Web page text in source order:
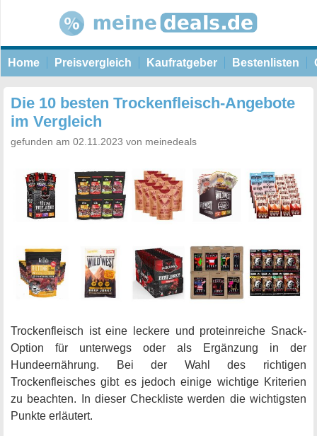
Home Preisvergleich Kaufratgeber Bestenlisten
Die 10 besten Trockenfleisch-Angebote
im Vergleich
gefunden am 02.11.2023 von meinedeals
Trockenfleisch ist eine leckere und proteinreiche Snack-
Option für unterwegs oder als Ergänzung in der
Hundeernährung. Bei der Wahl des richtigen
Trockenfleisches gibt es jedoch einige wichtige Kriterien
zu beachten. In dieser Checkliste werden die wichtigsten
Punkte erläutert.